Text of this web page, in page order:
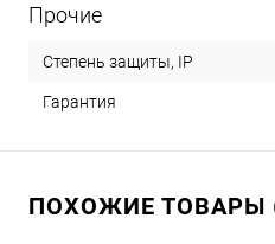
Прочие
Степень защиты, IP
Гарантия
ПОХОЖИЕ ТОВАРЫ